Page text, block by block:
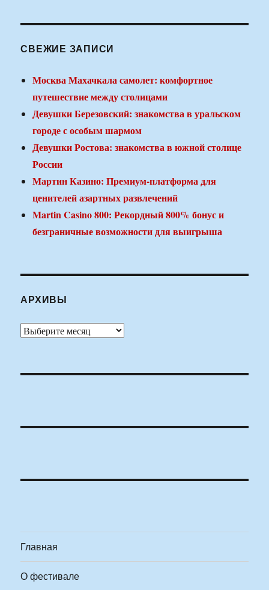
СВЕЖИЕ ЗАПИСИ
Москва Махачкала самолет: комфортное
путешествие между столицами
Девушки Березовский: знакомства в уральском
городе с особым шармом
Девушки Ростова: знакомства в южной столице
России
Мартин Казино: Премиум-платформа для
ценителей азартных развлечений
Martin Casino 800: Рекордный 800% бонус и
безграничные возможности для выигрыша
АРХИВЫ
Архивы
Главная
О фестивале